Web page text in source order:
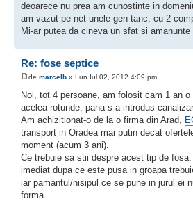
deoarece nu prea am cunostinte in
am vazut pe net unele gen tanc, cu 2
Mi-ar putea da cineva un sfat si
Re: fose septice
de marcelb » Lun Iul 02, 2012 4:09 pm
Noi, tot 4 persoane, am folosit cam 1 an
acelea rotunde, pana s-a introdus
Am achizitionat-o de la o firma din Arad,
transport in Oradea mai putin decat
moment (acum 3 ani).
Ce trebuie sa stii despre acest tip de
imediat dupa ce este pusa in groapa
iar pamantul/nisipul ce se pune in jurul ei
forma.